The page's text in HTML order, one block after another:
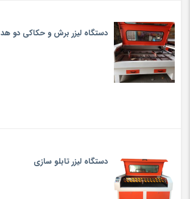
دستگاه لیزر برش و حکاکی دو هد 160*100
دستگاه لیزر تابلو سازی